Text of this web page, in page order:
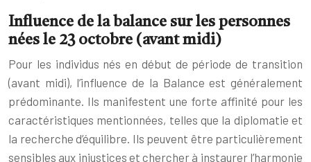
Influence de la balance sur les personnes
nées le 23 octobre (avant midi)
Pour les individus nés en début de période de transition
(avant midi), l’influence de la Balance est généralement
prédominante. Ils manifestent une forte affinité pour les
caractéristiques mentionnées, telles que la diplomatie et
la recherche d’équilibre. Ils peuvent être particulièrement
sensibles aux injustices et chercher à instaurer l’harmonie